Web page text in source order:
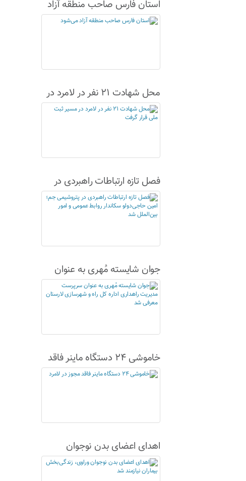
استان فارس صاحب منطقه آزاد
می‌شود
محل شهادت ۲۱ نفر در لامرد در
مسیر ثبت ملی قرار گرفت
فصل تازه ارتباطات راهبردی در
پتروشیمی جم؛ امین حاجی‌دولو
سکاندار روابط عمومی و امور
جوان شایسته مُهری به عنوان
سرپرست مدیریت راهداری اداره
کل راه و شهرسازی لارستان
خاموشی ۲۴ دستگاه ماینر فاقد
مجوز در لامرد
اهدای اعضای بدن نوجوان
وراوی، زندگی‌بخش بیماران
نیازمند شد